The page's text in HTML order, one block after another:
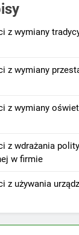
z wymiany
z wymiany
z wymiany
z wdrażania
w firmie
z używania